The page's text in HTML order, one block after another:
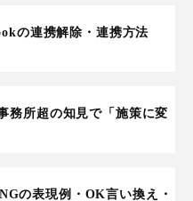
の連携解除・連携方法
務所超の知見で「施策に変
の表現例・OK言い換え・